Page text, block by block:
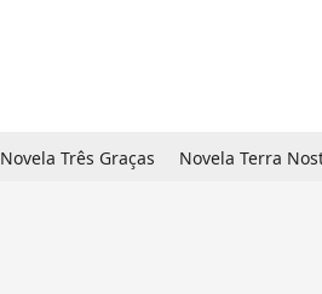
Novela Três Graças Novela Terra